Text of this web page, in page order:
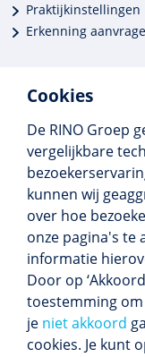
Cookies
De RINO Groep
vergelijkbare
kunnen wij
over hoe
onze pagina's te
informatie
Door op
toestemming om
je niet akkoord
cookies. Je kunt
Praktijkinstellingen
Erkenning
Cedeo-
Blijf op de